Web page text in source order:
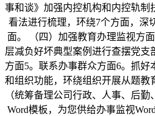
事和谈》加强内控机构和内控轨制
看法进行梳理，环绕7个方面，深
面。 （四）加强教育办理监视方
层减负好坏典型案例进行查摆党
方面5。联系办事群众方面6。抓
和组织功能，环绕组织开展从题
（统筹备理公司行政、人事、后
Word模板，为您供给办事监视